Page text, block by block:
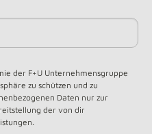
der F+U Unternehmensgruppe
zu schützen und zu
Daten nur zur
der von dir